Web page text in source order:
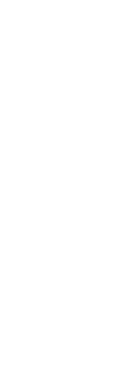
年1月12日よ